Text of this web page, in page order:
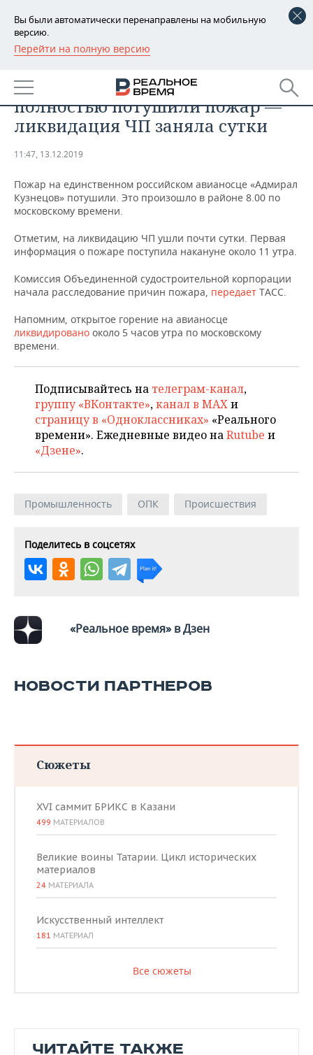
Вы были автоматически перенаправлены на мобильную
версию.
Перейти на полную версию
РЕГИОНЫ
БАШКОРТОСТАН
ТАТАРСТАН
НОВОСТИ
АНАЛИТИКА
ДЕКЛАРАЦИИ О ДОХОДАХ
КОРОЛИ ГОСЗАКАЗА ПФО
ВУЗЫ ТАТАРСТАНА
КОМУ ПРИНАДЛЕЖАТ
ТОРГОВЫЕ ЦЕНТРЫ
ТАТАРСТАНА
НОВОСТИ ЭКОНОМИКИ
ФИНАНСЫ
БАНКИ
БЮДЖЕТ
ПРОМЫШЛЕННОСТЬ
НОВОСТИ
ПРОМЫШЛЕННОСТИ
АГРОПРОМ
МАШИНОСТРОЕНИЕ
НЕФТЕХИМИЯ
НЕФТЬ
ОПК
ЭНЕРГЕТИКА
НЕДВИЖИМОСТЬ
НОВОСТИ НЕДВИЖИМОСТИ
АВТО
НОВОСТИ АВТО
БИЗНЕС
РОЗНИЧНАЯ ТОРГОВЛЯ
ТРАНСПОРТ
УСЛУГИ
НОВОСТИ ТЕХНОЛОГИЙ
IT
МЕДИА
ТЕЛЕКОММУНИКАЦИИ
МЕРОПРИЯТИЯ
НОВОСТИ МЕРОПРИЯТИЙ
ВЫЕЗДНАЯ РЕДАКЦИЯ
БИЗНЕС-БРАНЧИ
ОТКРЫТАЯ ЛЕКЦИЯ
НОВОСТИ СПОРТА
ФУТБОЛ
БАСКЕТБОЛ
КИБЕРСПОРТ
ВОДНЫЕ ВИДЫ СПОРТА
ОБЩЕСТВО
НОВОСТИ ОБЩЕСТВА
ИНФРАСТРУКТУРА
КУЛЬТУРА
ОБРАЗОВАНИЕ
ФОТОГАЛЕРЕЯ
СЮЖЕТЫ
СПРАВОЧНИК
СПИСОК КОМПАНИЙ
На «Адмирале Кузнецове»
полностью потушили пожар —
ликвидация ЧП заняла сутки
11:47, 13.12.2019
Пожар на единственном российском авианосце «Адмирал
Кузнецов» потушили. Это произошло в районе 8.00 по
московскому времени.
Отметим, на ликвидацию ЧП ушли почти сутки. Первая
информация о пожаре поступила накануне около 11 утра.
Комиссия Объединенной судостроительной корпорации
начала расследование причин пожара, передает ТАСС.
Напомним, открытое горение на авианосце
ликвидировано около 5 часов утра по московскому
времени.
Подписывайтесь на телеграм-канал,
группу «ВКонтакте»,канал в MAXи
страницу в «Одноклассниках» «Реального
времени». Ежедневные видео наRutube и
«Дзене».
Промышленность ОПК Происшествия
Поделитесь в соцсетях
«Реальное время» в Дзен
НОВОСТИ ПАРТНЕРОВ
Сюжеты
XVI саммит БРИКС в Казани
499 МАТЕРИАЛОВ
Великие воины Татарии. Цикл исторических
материалов
24 МАТЕРИАЛА
Искусственный интеллект
181 МАТЕРИАЛ
Все сюжеты
ЧИТАЙТЕ ТАКЖЕ